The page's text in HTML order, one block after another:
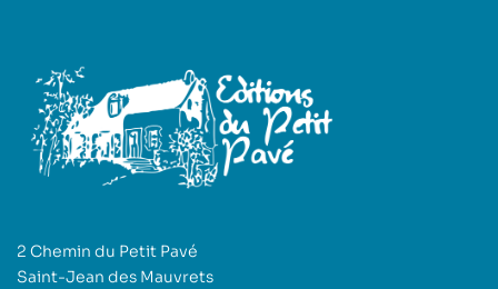
2 Chemin du Petit Pavé
Saint-Jean des Mauvrets